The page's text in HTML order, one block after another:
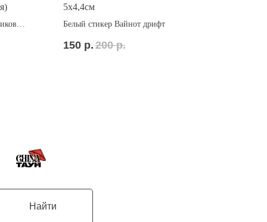
5x4,4см
Белый стикер Вайнот дрифт
150 р. 200 р.
Найти